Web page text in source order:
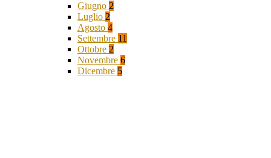
Giugno 2
Luglio 2
Agosto 4
Settembre 11
Ottobre 2
Novembre 6
Dicembre 5